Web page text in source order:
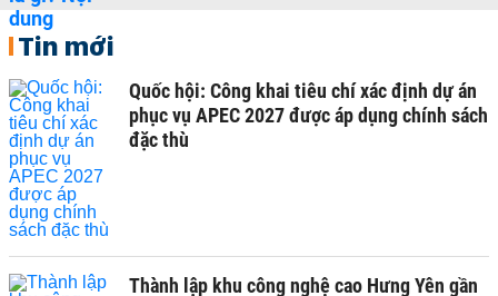
Tin mới
Quốc hội: Công khai tiêu chí xác định dự án
phục vụ APEC 2027 được áp dụng chính sách
đặc thù
Thành lập khu công nghệ cao Hưng Yên gần